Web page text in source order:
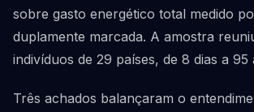
sobre gasto energético total medido
duplamente marcada. A amostra
indivíduos de 29 países, de 8 dias a 95
Três achados balançaram o